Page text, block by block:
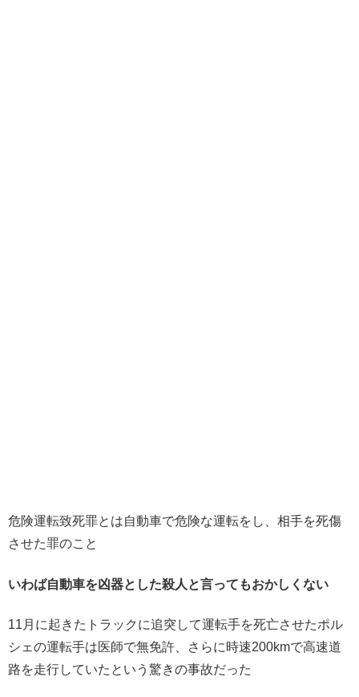
危険運転致死罪とは自動車で危険な運転をし、相手を死傷
させた罪のこと
いわば自動車を凶器とした殺人と言ってもおかしくない
11月に起きたトラックに追突して運転手を死亡させたポル
シェの運転手は医師で無免許、さらに時速200kmで高速道
路を走行していたという驚きの事故だった